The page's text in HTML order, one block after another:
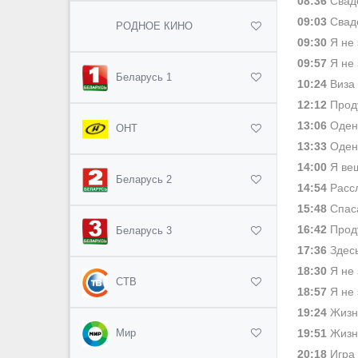
РОДНОЕ КИНО
Беларусь 1
ОНТ
Беларусь 2
Беларусь 3
СТВ
Мир
09:03
09:30 Я не
09:57 Я не
10:24
12:12
13:06
13:33
14:00 Я
14:54
15:48
16:42
17:36
18:30 Я не
18:57 Я не
19:24
19:51
20:18